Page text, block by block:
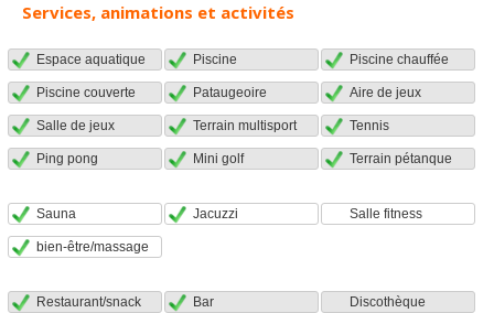
Services, animations et activités
Espace aquatique Piscine Piscine chauffée
Piscine couverte Pataugeoire Aire de jeux
Salle de jeux Terrain multisport Tennis
Ping pong Mini golf Terrain pétanque
Sauna Jacuzzi Salle fitness
bien-être/massage
Restaurant/snack Bar Discothèque